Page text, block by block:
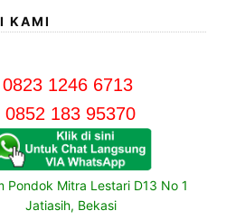
KAMI
0823 1246 6713
0852 183 95370
Pondok Mitra Lestari D13 No 1
Jatiasih, Bekasi